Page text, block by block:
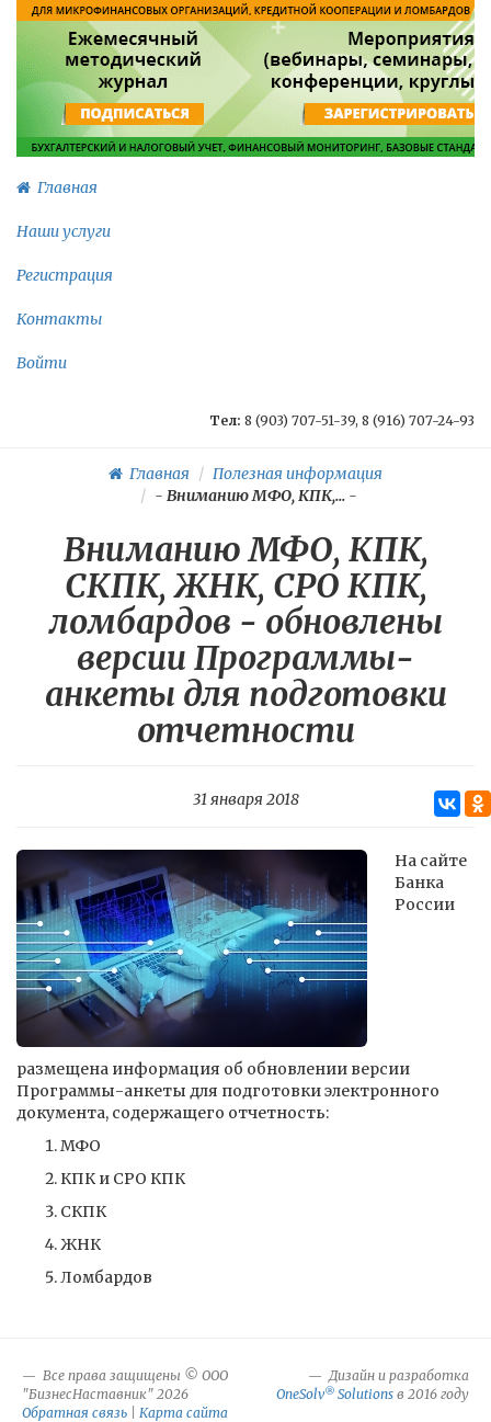
Главная
Наши услуги
Регистрация
Контакты
Войти
Тел: 8 (903) 707-51-39, 8 (916) 707-24-93
Главная
Полезная информация
- Вниманию МФО, КПК,...-
Вниманию МФО, КПК,
СКПК, ЖНК, СРО КПК,
ломбардов - обновлены
версии Программы-
анкеты для подготовки
отчетности
31 января 2018
На сайте
Банка
России
размещена информация об обновлении версии
Программы-анкеты для подготовки электронного
документа, содержащего отчетность:
МФО
КПК и СРО КПК
СКПК
ЖНК
Ломбардов
Все права защищены © ООО
"БизнесНаставник" 2026
Обратная связь
Карта сайта
Дизайн и разработка
OneSolv® Solutions в 2016 году